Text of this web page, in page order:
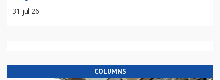
31 jul 26
COLUMNS